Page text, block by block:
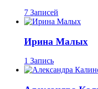
7 Записей
Ирина Малых
1 Запись